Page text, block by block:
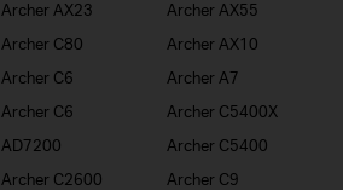
Archer AX23
Archer AX55
Archer C80
Archer AX10
Archer C6
Archer A7
Archer C6
Archer C5400X
AD7200
Archer C5400
Archer C2600
Archer C9